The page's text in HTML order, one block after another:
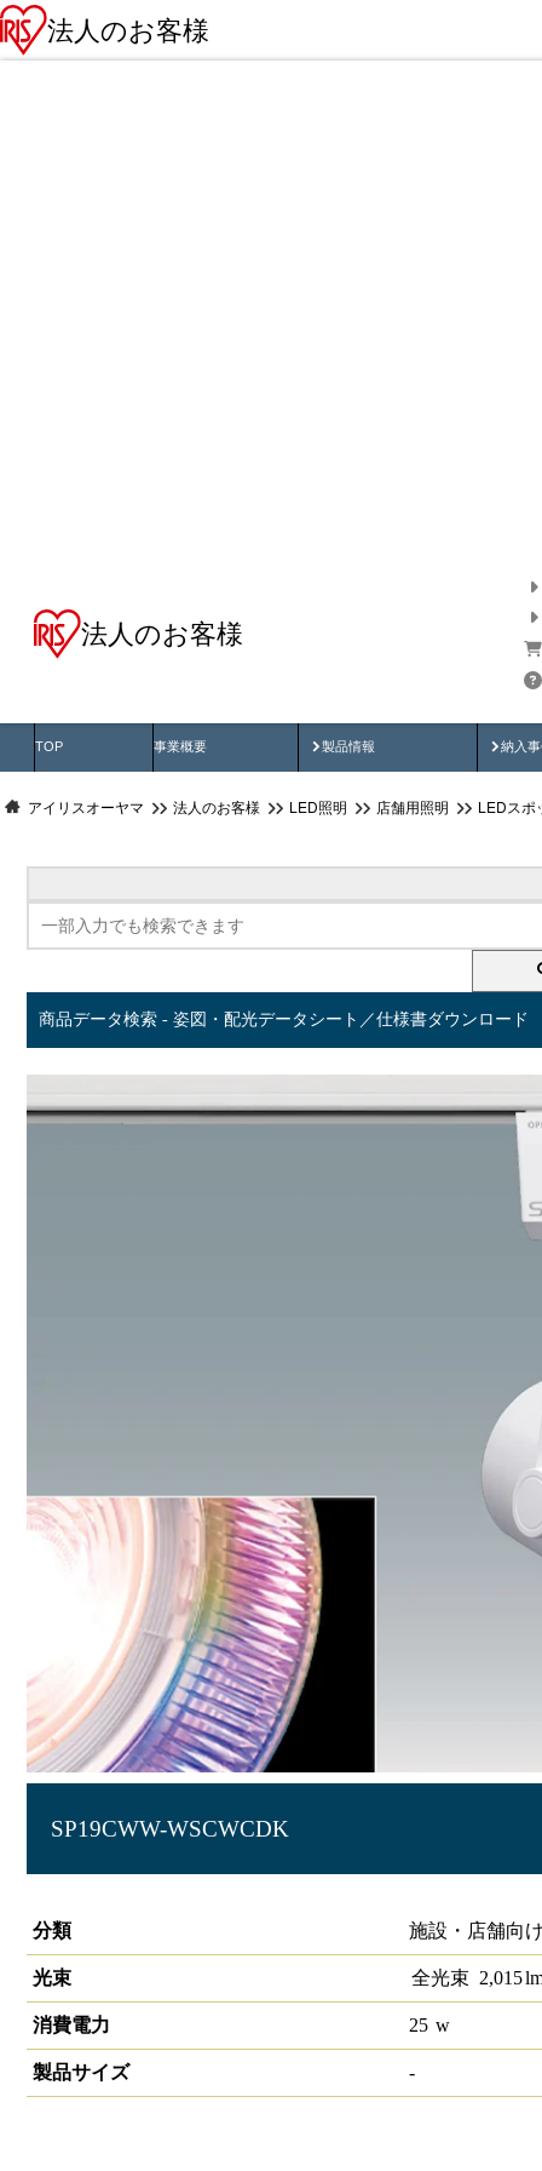
法人のお客様
法人のお客様
TOP 事業概要 製品情報
製品動画 納入
納
アイリスオーヤマ 法人のお客様 LED照明 店舗用照明 LEDスポ
商品データ検索 - 姿図・配光データシート／仕様書ダウンロード
SP19CWW-WSCWCDK
分類
施設・店舗向
光束 全光束 2,015
消費電力 25 w
製品サイズ -